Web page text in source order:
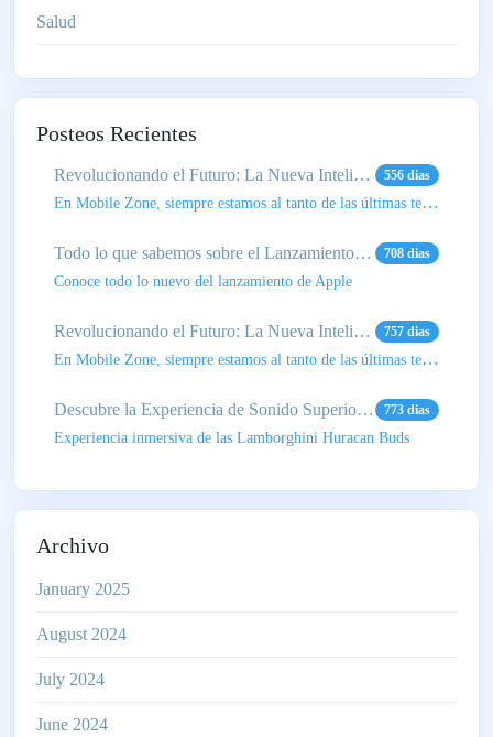
Salud
Posteos Recientes
Revolucionando el Futuro: La Nueva Inteligencia Artificial de Apple 556 dias
En Mobile Zone, siempre estamos al tanto de las últimas tendencias tecnológicas, y este avance de Ap
Todo lo que sabemos sobre el Lanzamiento del Nuevo iPhone 16 708 dias
Conoce todo lo nuevo del lanzamiento de Apple
Revolucionando el Futuro: La Nueva Inteligencia Artificial de Apple 757 dias
En Mobile Zone, siempre estamos al tanto de las últimas tendencias tecnológicas, y este avance de Ap
Descubre la Experiencia de Sonido Superior del nuevo Lamborghini Huracan 700 TW 773 dias
Experiencia inmersiva de las Lamborghini Huracan Buds
Archivo
January 2025
August 2024
July 2024
June 2024